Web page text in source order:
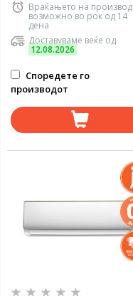
Враќањето на
возможно во рок од 14
дена
Доставуваме веќе од
12.08.2026
Споредете го
производот